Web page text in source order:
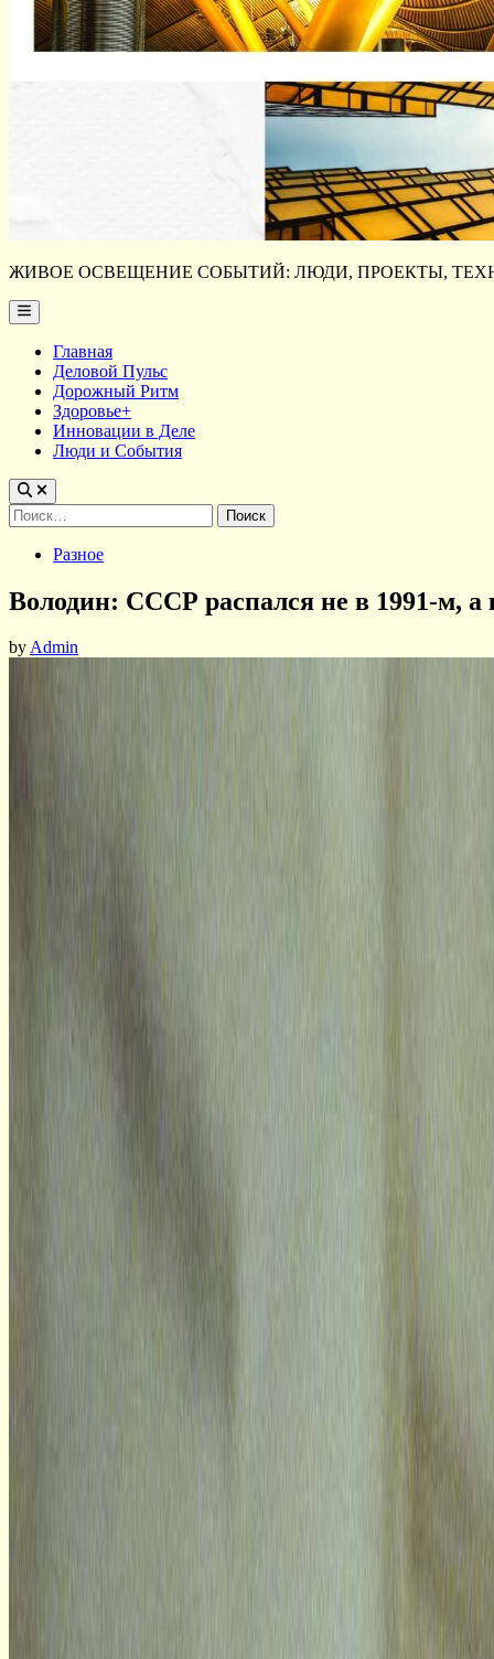
ЖИВОЕ ОСВЕЩЕНИЕ СОБЫТИЙ: ЛЮДИ, ПРОЕКТЫ,
Main
Menu
Главная
Деловой Пульс
Дорожный Ритм
Здоровье+
Инновации в Деле
Люди и События
Найти:
PostedРазное
Володин: СССР распался не в 1991-м, а
byAdmin